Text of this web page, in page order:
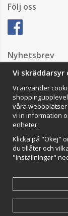
Följ oss
Nyhetsbrev
Impressum
VAMOS Commerce
Vi skräddarsyr
Vi använder
våra
vi in information
enheter.
Klicka på "Okej"
du tillåter och
"Inställningar"